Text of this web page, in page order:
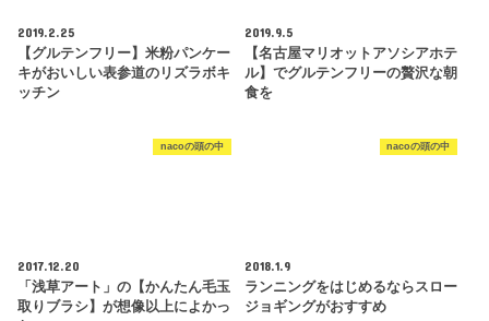
2019.2.25
【グルテンフリー】米粉パンケー
キがおいしい表参道のリズラボキ
ッチン
2019.9.5
【名古屋マリオットアソシアホテ
ル】でグルテンフリーの贅沢な朝
食を
nacoの頭の中
2017.12.20
「浅草アート」の【かんたん毛玉
取りブラシ】が想像以上によかっ
nacoの頭の中
2018.1.9
ランニングをはじめるならスロー
ジョギングがおすすめ